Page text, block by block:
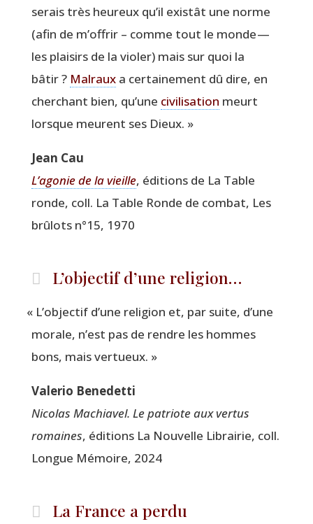
serais très heu­reux qu’il exis­tât une norme
(afin de m’of­frir – comme tout le monde —
les plai­sirs de la vio­ler) mais sur quoi la
bâtir ? Mal­rauxa cer­tai­ne­ment dû dire, en
cher­chant bien, qu’une civi­li­sa­tion meurt
lorsque meurent ses Dieux. »
Jean Cau
L’a­go­nie de la vieille, édi­tions de La Table
ronde, coll. La Table Ronde de com­bat, Les
brû­lots n°15, 1970
L’objectif d’une religion…
« L’objectif d’une reli­gion et, par suite, d’une
morale, n’est pas de rendre les hommes
bons, mais vertueux. »
Vale­rio Benedetti
Nico­las Machia­vel. Le patriote aux ver­tus
romaines, édi­tions La Nou­velle Librai­rie, coll.
Longue Mémoire, 2024
La France a perdu